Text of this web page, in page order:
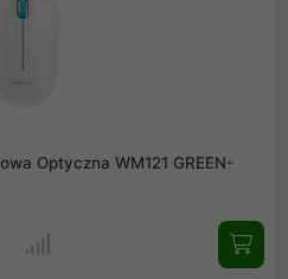
Optyczna WM121 GREEN-